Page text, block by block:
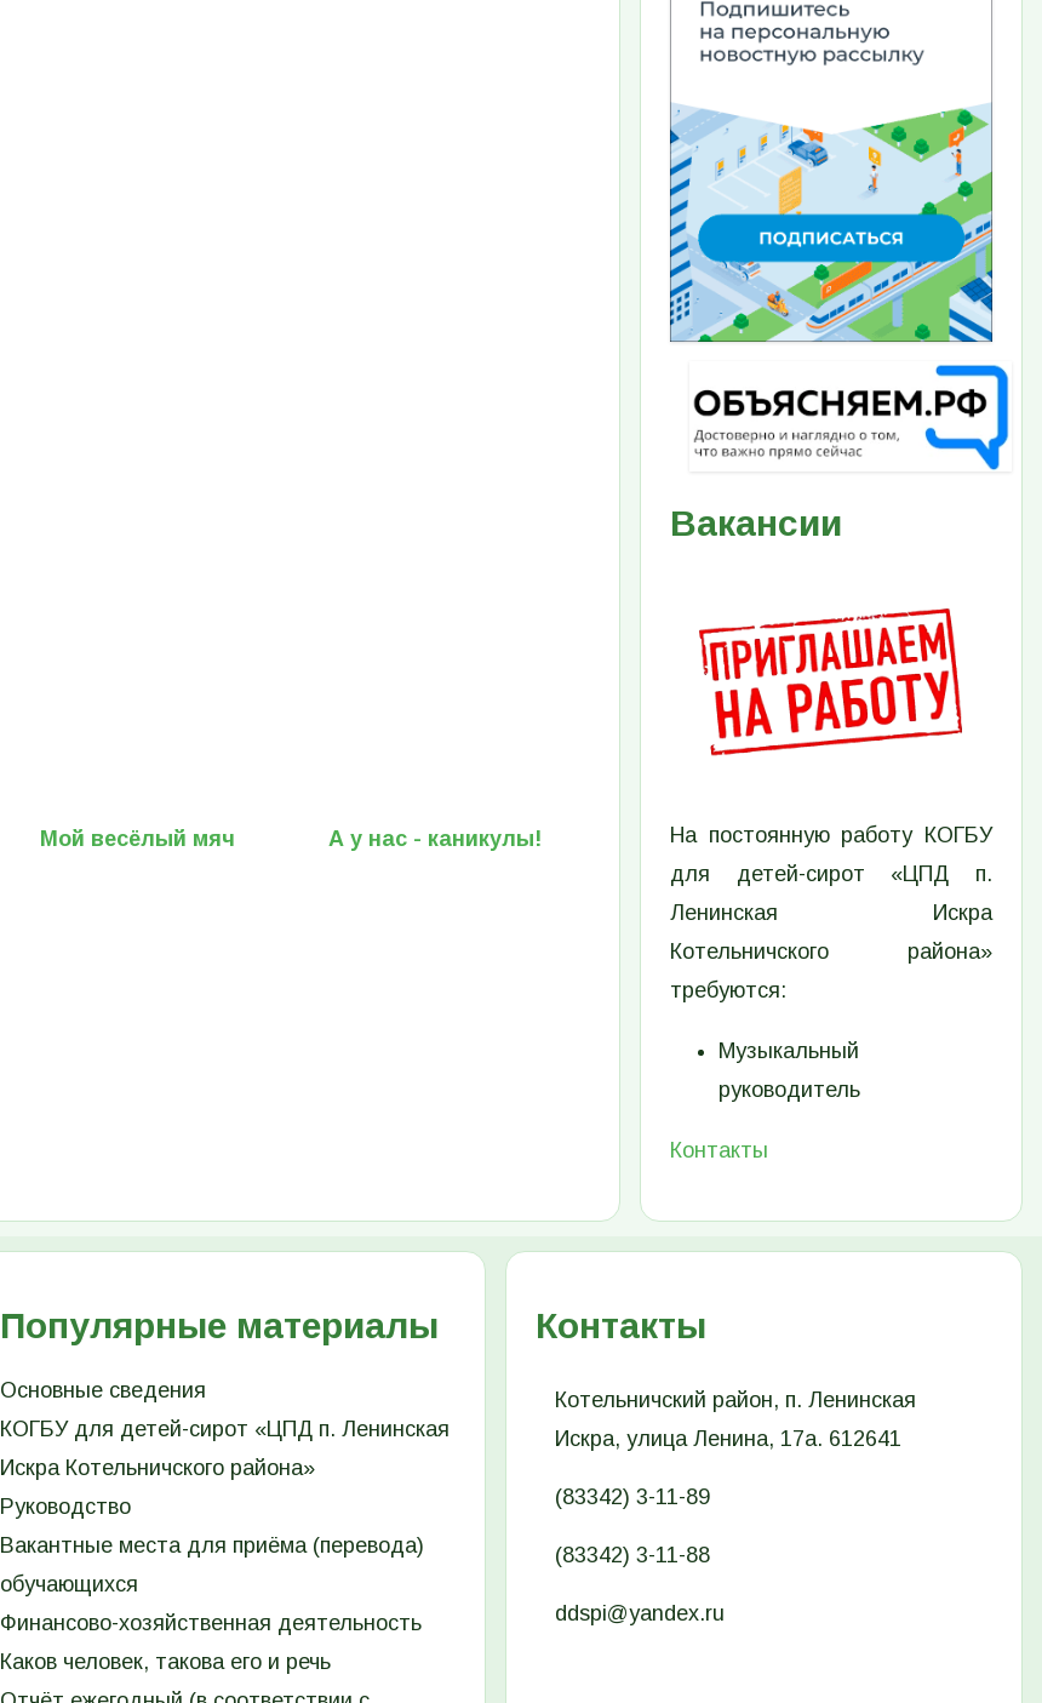
Мой весёлый мяч А у нас - каникулы!
Вакансии
На постоянную работу КОГБУ
для детей-сирот «ЦПД п.
Ленинская Искра
Котельничского района»
требуются:
Музыкальный
руководитель
Контакты
Популярные материалы
Основные сведения
КОГБУ для детей-сирот «ЦПД п. Ленинская
Искра Котельничского района»
Руководство
Вакантные места для приёма (перевода)
обучающихся
Финансово-хозяйственная деятельность
Каков человек, такова его и речь
Контакты
Котельничский район, п. Ленинская
Искра, улица Ленина, 17а. 612641
(83342) 3-11-89
(83342) 3-11-88
ddspi@yandex.ru